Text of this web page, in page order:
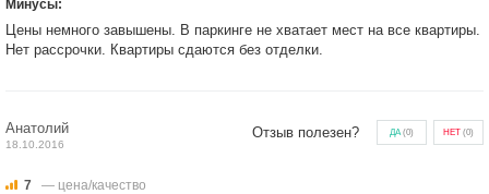
Минусы:
Цены немного завышены. В паркинге не хватает мест на все квартиры.
Нет рассрочки. Квартиры сдаются без отделки.
Анатолий
18.10.2016
Отзыв полезен? ДА(0) НЕТ (0)
7
— цена/качество